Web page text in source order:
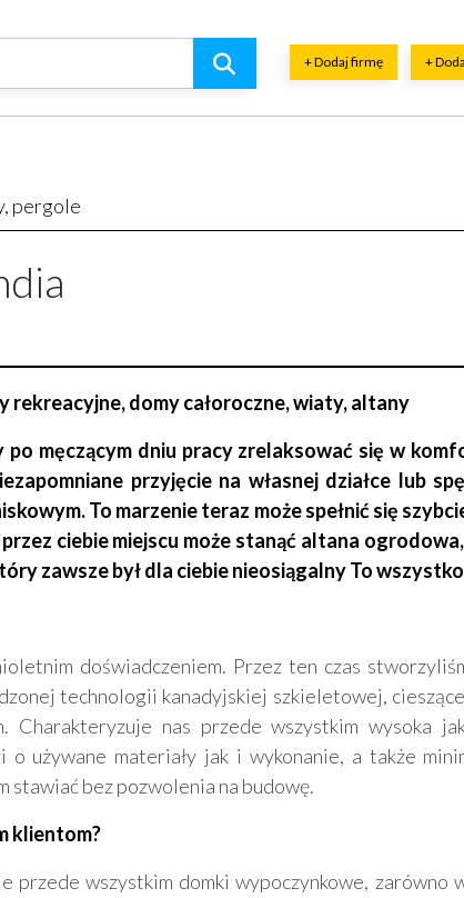
+ Dodaj firmę +
pergole
rekreacyjne, domy całoroczne, wiaty, altany
po męczącym dniu pracy zrelaksować się w
przyjęcie na własnej działce lub
To marzenie teraz może spełnić się
ciebie miejscu może stanąć altana
zawsze był dla ciebie nieosiągalny To
doświadczeniem. Przez ten czas
technologii kanadyjskiej szkieletowej,
Charakteryzuje nas przede wszystkim wysoka
o używane materiały jak i wykonanie, a także
stawiać bez pozwolenia na budowę.
klientom?
przede wszystkim domki wypoczynkowe,